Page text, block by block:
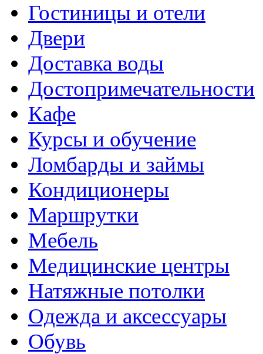
Гостиницы и отели
Двери
Доставка воды
Достопримечательности
Кафе
Курсы и обучение
Ломбарды и займы
Кондиционеры
Маршрутки
Мебель
Медицинские центры
Натяжные потолки
Одежда и аксессуары
Обувь